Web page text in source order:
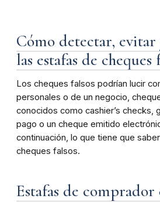
Cómo detectar,
las estafas de cheques
Los cheques falsos podrían lucir
personales o de un negocio,
conocidos como cashier’s checks,
pago o un cheque emitido
continuación, lo que tiene que
cheques falsos.
Estafas de